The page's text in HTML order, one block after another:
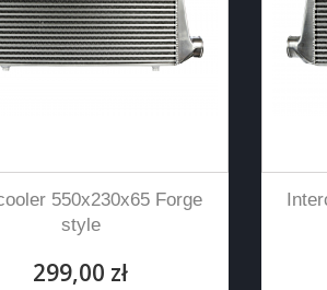
550x230x65 Forge
style
299,00 zł